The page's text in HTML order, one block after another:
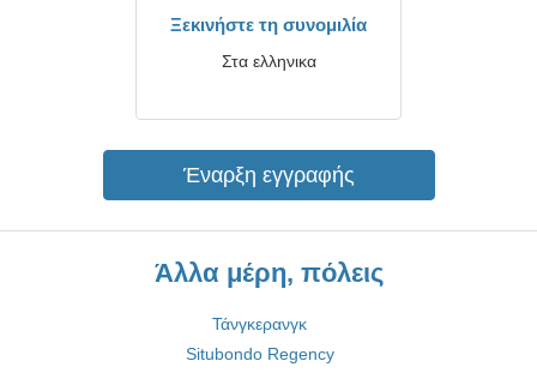
Ξεκινήστε τη συνομιλία
Στα ελληνικα
Έναρξη εγγραφής
Άλλα μέρη, πόλεις
Τάνγκερανγκ
Situbondo Regency